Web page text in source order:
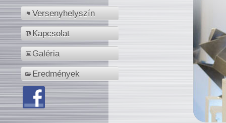
Versenyhelyszín
Kapcsolat
Galéria
Eredmények